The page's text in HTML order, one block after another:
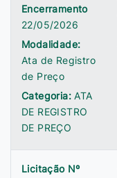
Encerramento
22/05/2026
Modalidade:
Ata de Registro
de Preço
Categoria:ATA
DE REGISTRO
DE PREÇO
Licitação Nº